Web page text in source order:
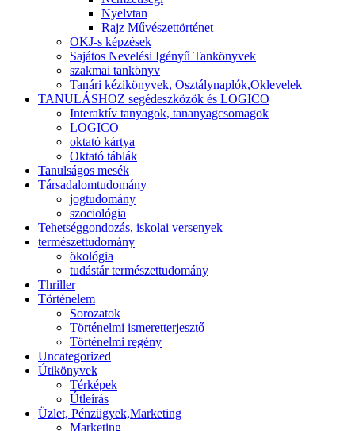
Nyelvtan
Rajz Művészettörténet
OKJ-s képzések
Sajátos Nevelési Igényű Tankönyvek
szakmai tankönyv
Tanári kézikönyvek, Osztálynaplók,Oklevelek
TANULÁSHOZ segédeszközök és LOGICO
Interaktív tanyagok, tananyagcsomagok
LOGICO
oktató kártya
Oktató táblák
Tanulságos mesék
Társadalomtudomány
jogtudomány
szociológia
Tehetséggondozás, iskolai versenyek
természettudomány
ökológia
tudástár természettudomány
Thriller
Történelem
Sorozatok
Történelmi ismeretterjesztő
Történelmi regény
Uncategorized
Útikönyvek
Térképek
Útleírás
Üzlet, Pénzügyek,Marketing
Marketing